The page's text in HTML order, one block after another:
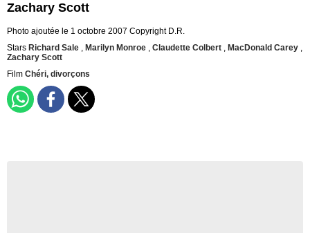
Zachary Scott
Photo ajoutée le 1 octobre 2007 Copyright D.R.
Stars Richard Sale , Marilyn Monroe , Claudette Colbert , MacDonald Carey ,
Zachary Scott
Film Chéri, divorçons